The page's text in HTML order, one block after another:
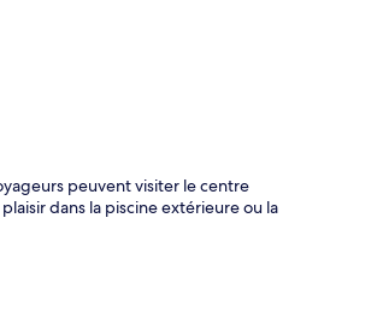
peuvent visiter le centre
dans la piscine extérieure ou la